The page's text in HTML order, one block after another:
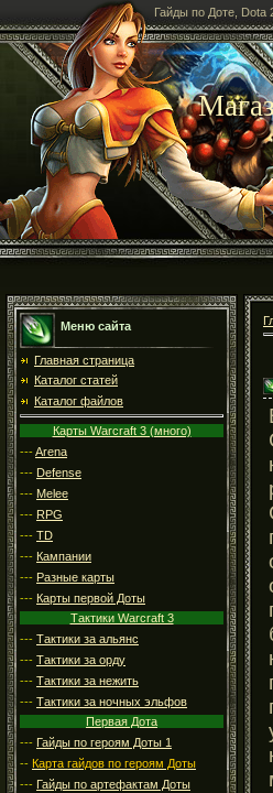
Гайды по Доте, Dota
Меню сайта
Главная страница
Каталог статей
Каталог файлов
Карты Warcraft 3 (много)
---Arena
--- Defense
--- Melee
--- RPG
--- TD
--- Кампании
--- Разные карты
--- Карты первой Доты
Тактики Warcraft 3
--- Тактики за альянс
--- Тактики за орду
--- Тактики за нежить
--- Тактики за ночных эльфов
Первая Дота
--- Гайды по героям Доты 1
-- Карта гайдов по героям Доты
--- Гайды по артефактам Доты